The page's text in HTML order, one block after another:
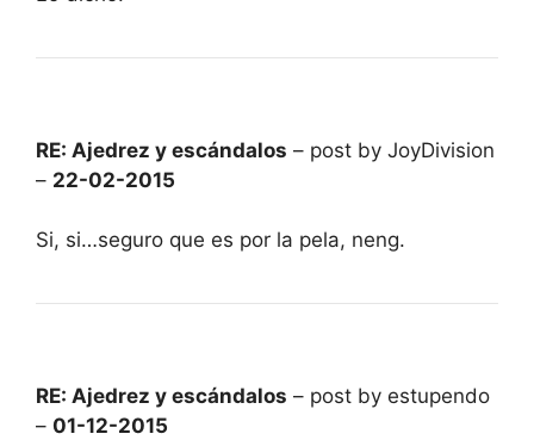
RE: Ajedrez y escándalos – post by JoyDivision
– 22-02-2015
Si, si…seguro que es por la pela, neng.
RE: Ajedrez y escándalos – post by estupendo
– 01-12-2015